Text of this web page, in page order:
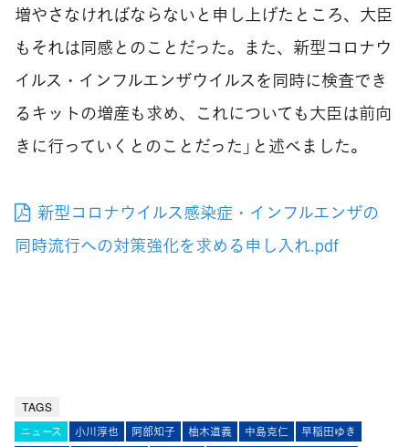
増やさなければならないと申し上げたところ、大臣
もそれは同感とのことだった。また、新型コロナウ
イルス・インフルエンザウイルスを同時に検査でき
るキットの増産も求め、これについても大臣は前向
きに行っていくとのことだった」と述べました。
新型コロナウイルス感染症・インフルエンザの
同時流行への対策強化を求める申し入れ.pdf
TAGS
ニュース 小川淳也 阿部知子 柚木道義 中島克仁
早稲田ゆき